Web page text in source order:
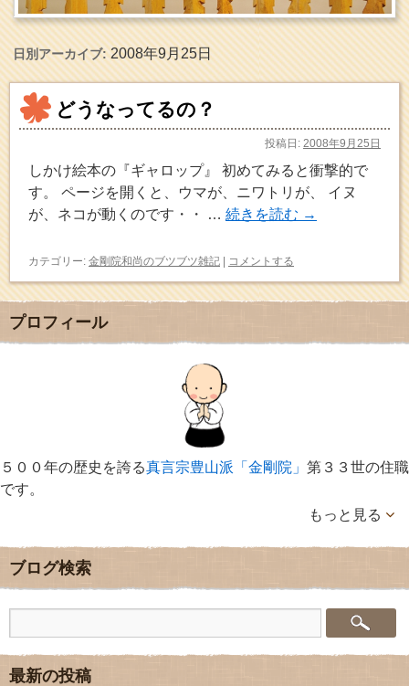
日別アーカイブ:2008年9月25日
どうなってるの？
投稿日: 2008年9月25日
しかけ絵本の『ギャロップ』 初めてみると衝撃的で
す。 ページを開くと、ウマが、ニワトリが、 イヌ
が、ネコが動くのです・・ … 続きを読む →
カテゴリー: 金剛院和尚のブツブツ雑記 | コメントする
プロフィール
５００年の歴史を誇る真言宗豊山派「金剛院」 第３３世の住職
です。
もっと見る
ブログ検索
最新の投稿